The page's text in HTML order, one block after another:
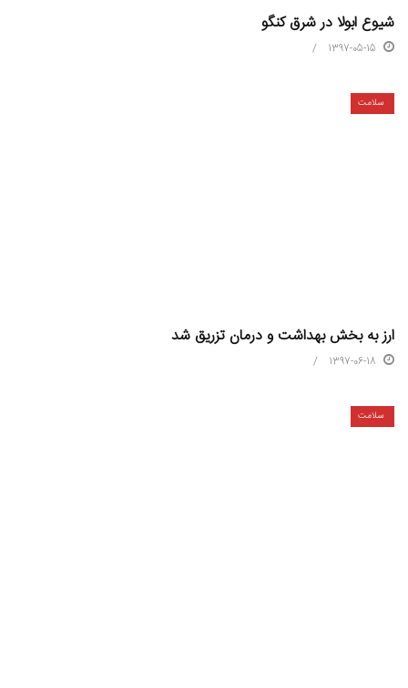
شیوع ابولا در شرق کنگو
1397-05-15
سلامت
ارز به‌ بخش بهداشت ‌و درمان تزریق شد
1397-06-18
سلامت